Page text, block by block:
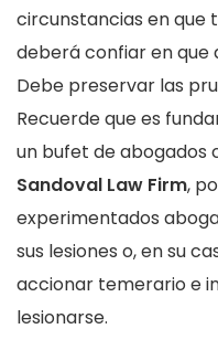
circunstancias en que
deberá confiar en que
Debe preservar las
Recuerde que es
un bufet de abogados
Sandoval Law Firm,
experimentados
sus lesiones o, en su
accionar temerario e
lesionarse.